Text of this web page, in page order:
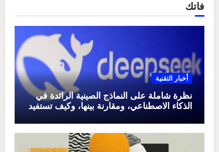
فاتك
أخبار التقنية
نظرة شاملة على النماذج الصينية الرائدة في
الذكاء الاصطناعي، ومقارنة بينها، وكيف تستفيد